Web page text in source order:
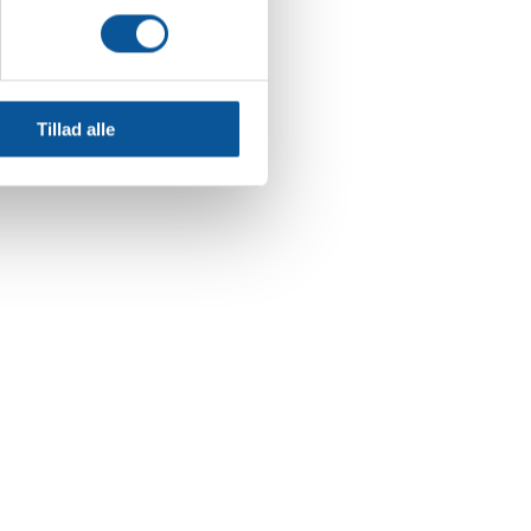
og til at analysere
for sociale medier,
oplysninger, du har givet
Tillad alle